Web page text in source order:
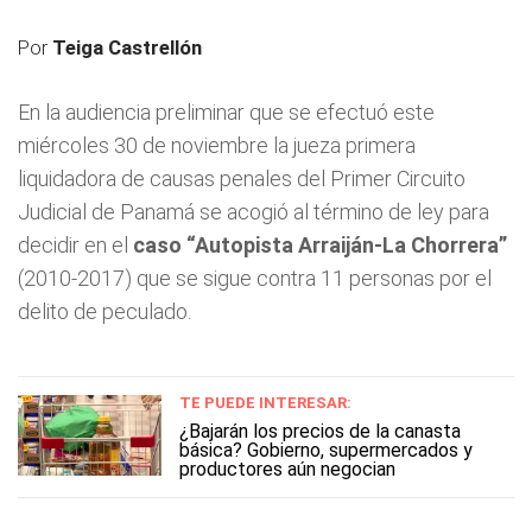
Por Teiga Castrellón
En la audiencia preliminar que se efectuó este
miércoles 30 de noviembre la jueza primera
liquidadora de causas penales del Primer Circuito
Judicial de Panamá se acogió al término de ley para
decidir en el caso “Autopista Arraiján-La Chorrera”
(2010-2017) que se sigue contra 11 personas por el
delito de peculado.
TE PUEDE INTERESAR:
¿Bajarán los precios de la canasta
básica? Gobierno, supermercados y
productores aún negocian